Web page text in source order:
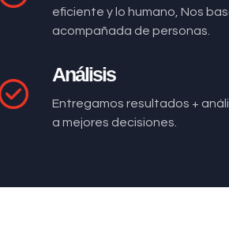
eficiente y lo humano, Nos
acompañada de personas.
Análisis
Entregamos resultados +
a mejores decisiones.